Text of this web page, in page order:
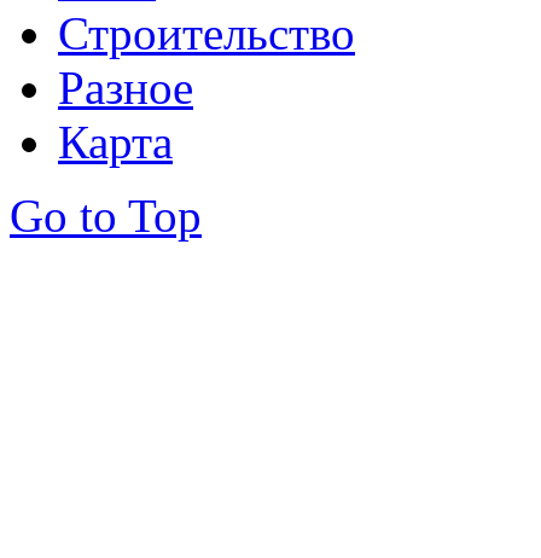
Строительство
Разное
Карта
Go to Top